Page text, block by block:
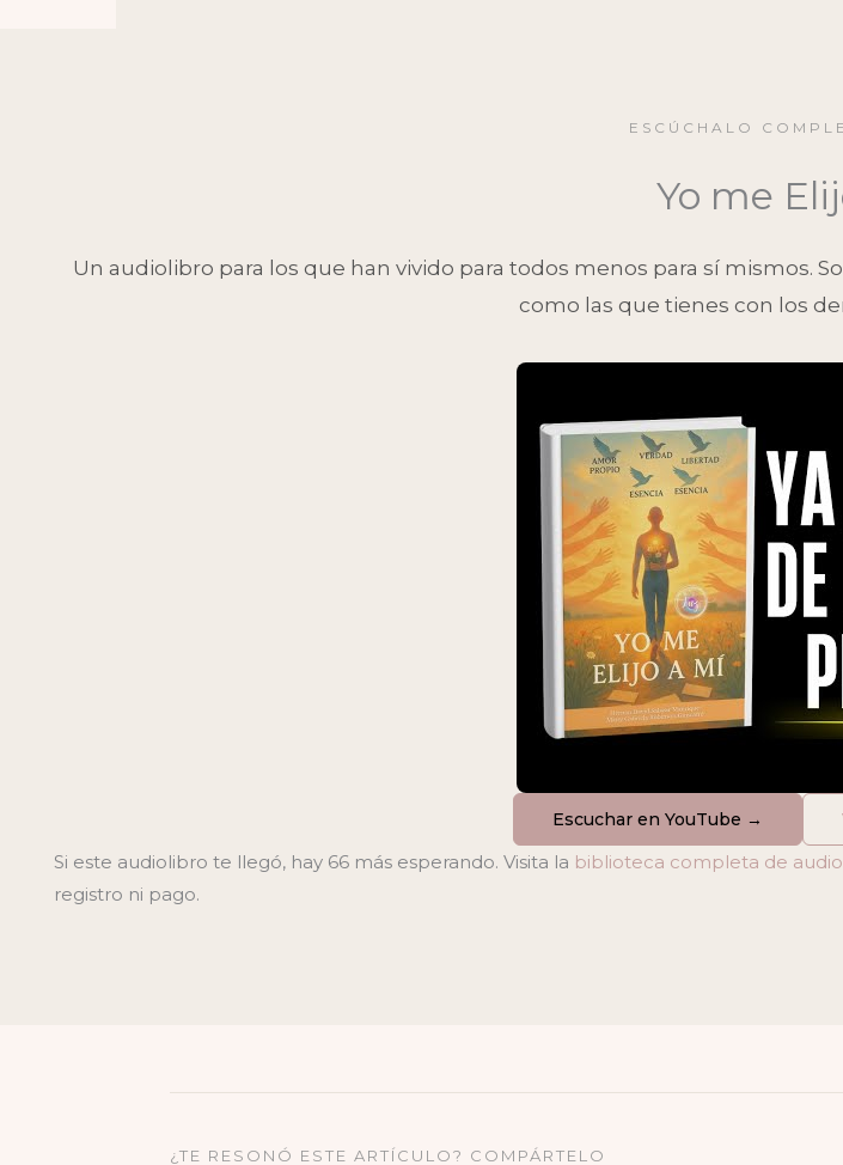
ESCÚCHALO
Yo me
Un audiolibro para los que han vivido para todos menos para sí mismos.
como las que tienes con los
Escuchar en YouTube →
Si este audiolibro te llegó, hay 66 más esperando. Visita la biblioteca completa de
registro ni pago.
¿TE RESONÓ ESTE ARTÍCULO? COMPÁRTELO